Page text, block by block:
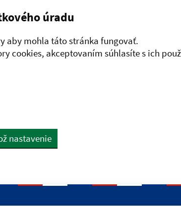
úradu
aby mohla táto stránka fungovať.
cookies, akceptovaním súhlasíte s ich
nastavenie